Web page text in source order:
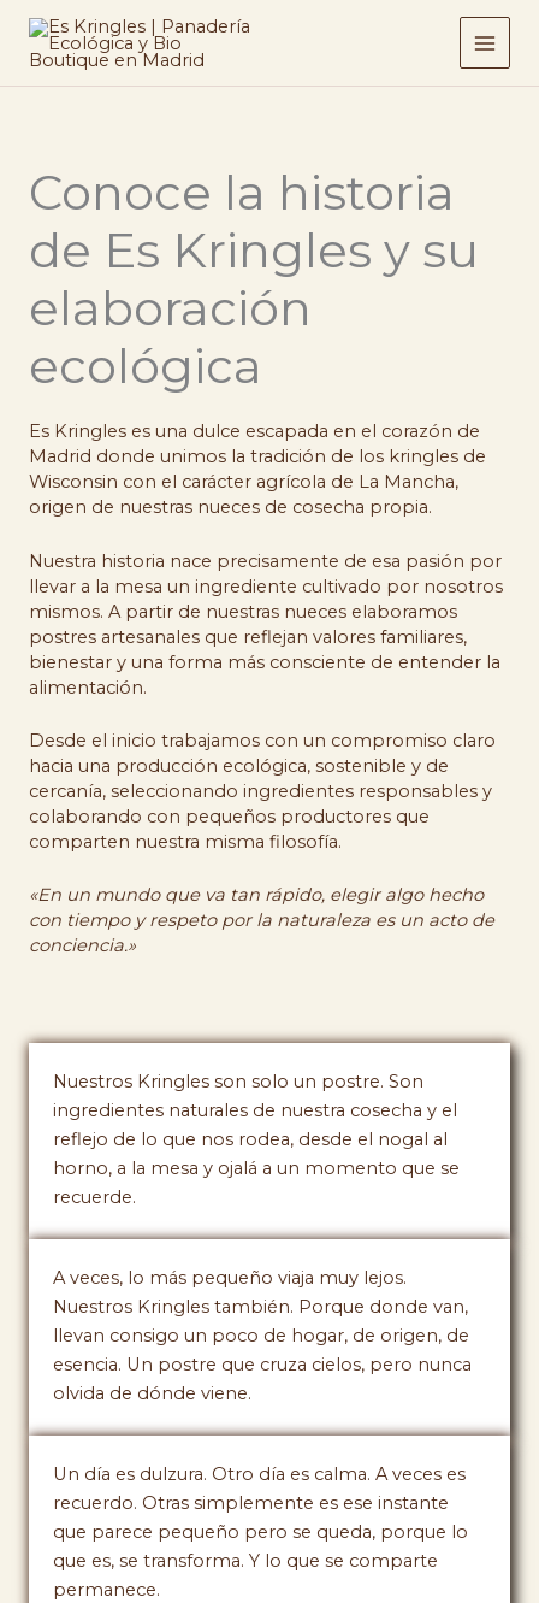
contenido
Conoce la historia
de Es Kringles y su
elaboración
ecológica
Es Kringles es una dulce escapada en el corazón de
Madrid donde unimos la tradición de los kringles de
Wisconsin con el carácter agrícola de La Mancha,
origen de nuestras nueces de cosecha propia.
Nuestra historia nace precisamente de esa pasión por
llevar a la mesa un ingrediente cultivado por nosotros
mismos. A partir de nuestras nueces elaboramos
postres artesanales que reflejan valores familiares,
bienestar y una forma más consciente de entender la
alimentación.
Desde el inicio trabajamos con un compromiso claro
hacia una producción ecológica, sostenible y de
cercanía, seleccionando ingredientes responsables y
colaborando con pequeños productores que
comparten nuestra misma filosofía.
«En un mundo que va tan rápido, elegir algo hecho
con tiempo y respeto por la naturaleza es un acto de
conciencia.»
Nuestros Kringles son solo un postre. Son
ingredientes naturales de nuestra cosecha y el
reflejo de lo que nos rodea, desde el nogal al
horno, a la mesa y ojalá a un momento que se
recuerde.
A veces, lo más pequeño viaja muy lejos.
Nuestros Kringles también. Porque donde van,
llevan consigo un poco de hogar, de origen, de
esencia. Un postre que cruza cielos, pero nunca
olvida de dónde viene.
Un día es dulzura. Otro día es calma. A veces es
recuerdo. Otras simplemente es ese instante
que parece pequeño pero se queda, porque lo
que es, se transforma. Y lo que se comparte
permanece.